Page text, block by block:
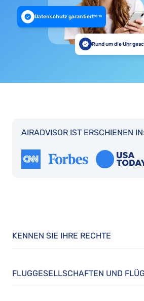
Datenschutz garantiert10:18
Rund um die Uhr
AIRADVISOR IST ERSCHIENEN IN:
KENNEN SIE IHRE RECHTE
FLUGGESELLSCHAFTEN UND